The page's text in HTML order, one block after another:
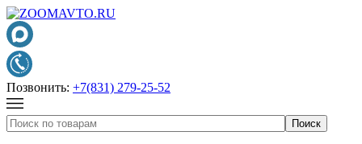
Позвонить: +7(831) 279-25-52